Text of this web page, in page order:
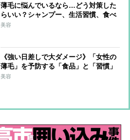
薄毛に悩んでいるなら…どう対策した
らいい？シャンプー、生活習慣、食べ
物ですぐに始められること
美容
《強い日差しで大ダメージ》「女性の
薄毛」を予防する「食品」と「習慣」
ランキング、美と健康のプロ10人が回
美容